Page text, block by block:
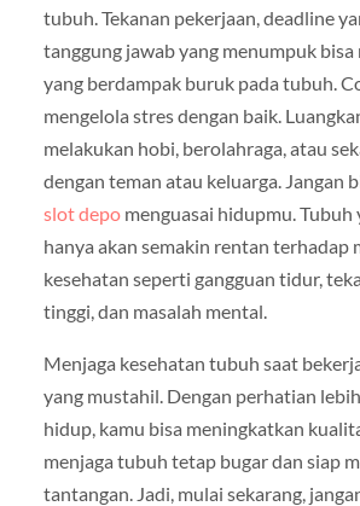
tubuh. Tekanan pekerjaan, deadline
tanggung jawab yang menumpuk bisa
yang berdampak buruk pada tubuh.
mengelola stres dengan baik.
melakukan hobi, berolahraga, atau
dengan teman atau keluarga. Jangan
slot depomenguasai hidupmu. Tubuh
hanya akan semakin rentan terhadap
kesehatan seperti gangguan tidur,
tinggi, dan masalah mental.
Menjaga kesehatan tubuh saat
yang mustahil. Dengan perhatian
hidup, kamu bisa meningkatkan
menjaga tubuh tetap bugar dan siap
tantangan. Jadi, mulai sekarang,